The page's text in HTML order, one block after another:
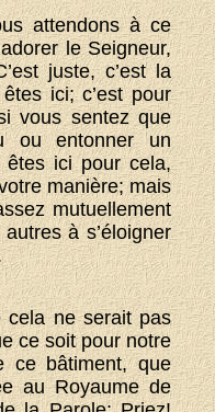
attendons à ce
le Seigneur,
juste, c’est la
ici; c’est pour
vous sentez que
ou entonner un
êtes ici pour cela,
manière; mais
mutuellement
à s’éloigner
cela ne serait pas
ce soit pour notre
ce bâtiment, que
au Royaume de